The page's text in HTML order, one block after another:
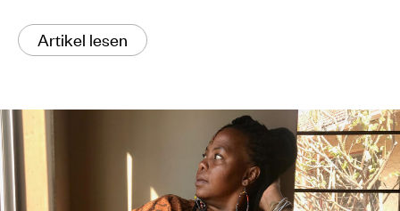
Artikel lesen